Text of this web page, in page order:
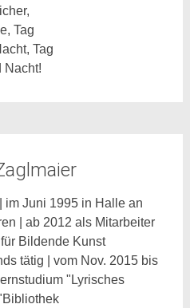
Tag
Tag
Nacht!
im Juni 1995 in Halle an
| ab 2012 als Mitarbeiter
Bildende Kunst
tätig | vom Nov. 2015 bis
"Lyrisches